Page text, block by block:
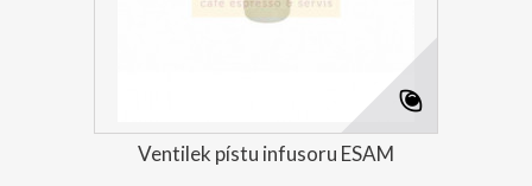
Ventilek pístu infusoru ESAM